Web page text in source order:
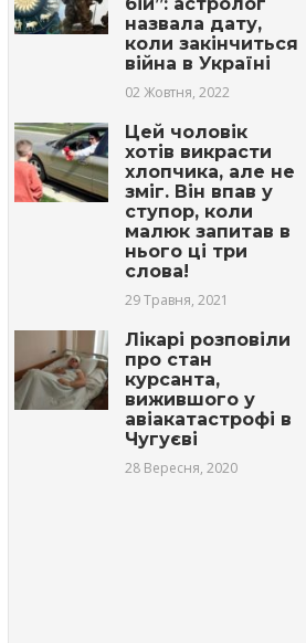
назвала дату,
коли закінчиться
війна в Україні
02 Жовтня, 2022
Цей чоловік
хотів викрасти
хлопчика, але не
зміг. Він впав у
ступор, коли
малюк запитав в
нього ці три
слова!
29 Травня, 2021
Лікарі розповіли
про стан
курсанта,
вижившого у
авіакатастрофі в
Чугуєві
28 Вересня, 2020